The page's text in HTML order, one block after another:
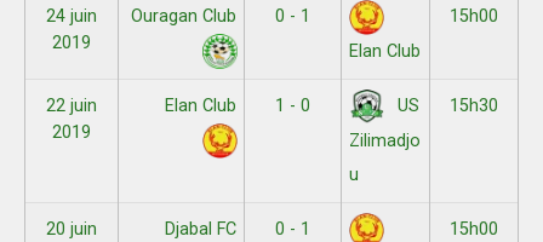
24 juin
2019
Ouragan Club
0 - 1
Elan Club
15h00
22 juin
2019
Elan Club 1 - 0
US
Zilimadjo
u
15h30
20 juin
Djabal FC
0 - 1
15h00